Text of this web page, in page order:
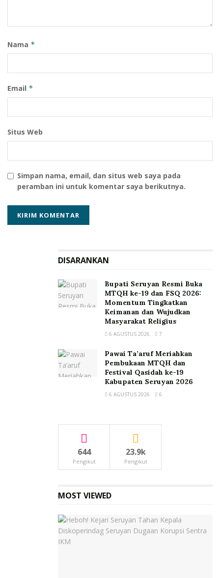
Nama *
Email *
Situs Web
Simpan nama, email, dan situs web saya pada
peramban ini untuk komentar saya berikutnya.
DISARANKAN
Bupati Seruyan Resmi Buka
MTQH ke-19 dan FSQ 2026:
Momentum Tingkatkan
Keimanan dan Wujudkan
Masyarakat Religius
6 AGUSTUS 2026 7
Pawai Ta’aruf Meriahkan
Pembukaan MTQH dan
Festival Qasidah ke-19
Kabupaten Seruyan 2026
6 AGUSTUS 2026 6
644
Pengikut
23.9k
Pengikut
MOST VIEWED